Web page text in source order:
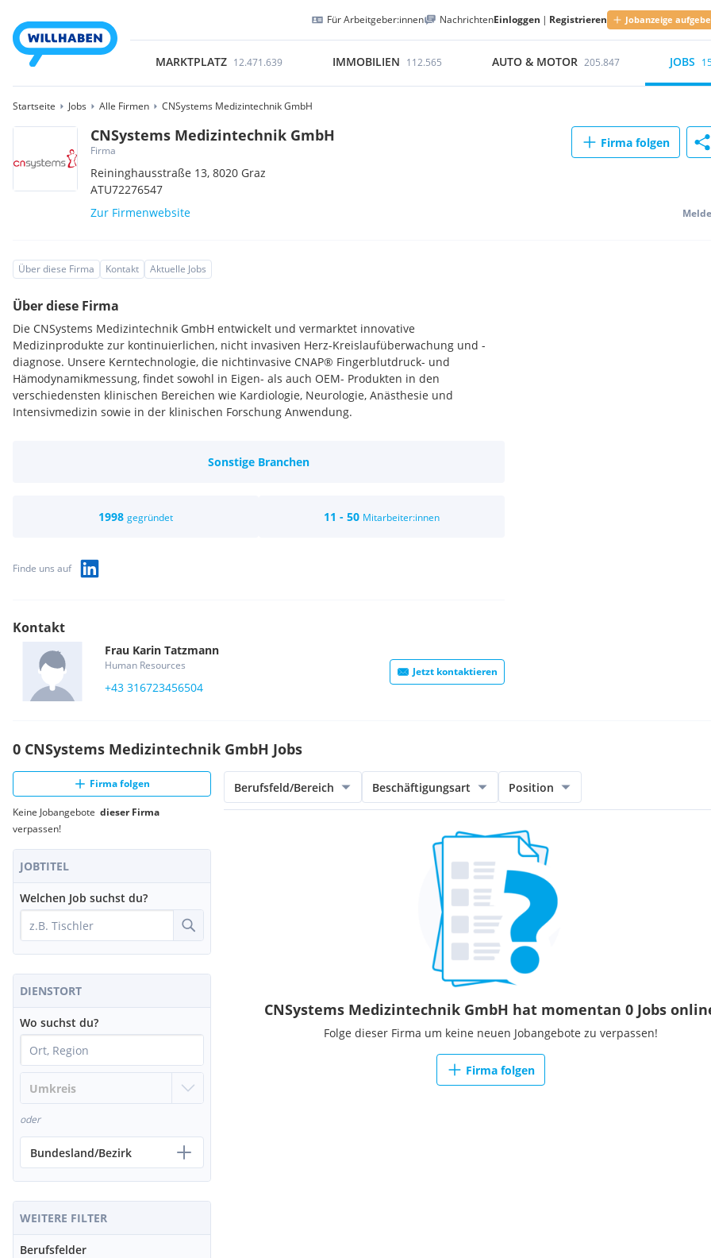
Für Arbeitgeber:innen NachrichtenEinloggen | Registrieren Jobanzeige
MARKTPLATZ 12.471.639 IMMOBILIEN 112.565 AUTO & MOTOR 205.847 JOBS
Startseite Jobs Alle Firmen CNSystems Medizintechnik GmbH
CNSystems Medizintechnik GmbH
Firma
Reininghausstraße 13,8020 Graz
ATU72276547
Zur Firmenwebsite
Firma folgen
Über diese Firma Kontakt Aktuelle Jobs
Über diese Firma
Die CNSystems Medizintechnik GmbH entwickelt und vermarktet innovative
Medizinprodukte zur kontinuierlichen, nicht invasiven Herz-Kreislaufüberwachung und -
diagnose. Unsere Kerntechnologie, die nichtinvasive CNAP® Fingerblutdruck- und
Hämodynamikmessung, findet sowohl in Eigen- als auch OEM- Produkten in den
verschiedensten klinischen Bereichen wie Kardiologie, Neurologie, Anästhesie und
Intensivmedizin sowie in der klinischen Forschung Anwendung.
Sonstige Branchen
1998 gegründet 11 - 50 Mitarbeiter:innen
Finde uns auf
Kontakt
Frau Karin Tatzmann
Human Resources
+43 316723456504
Jetzt kontaktieren
0 CNSystems Medizintechnik GmbH Jobs
Firma folgen
Keine Jobangebote dieser Firma
verpassen!
JOBTITEL
Welchen Job suchst du?
DIENSTORT
Wo suchst du?
oder
Bundesland/Bezirk
WEITERE FILTER
Berufsfelder
Berufsfeld/Bereich Beschäftigungsart Position
CNSystems Medizintechnik GmbH hat momentan 0 Jobs
Folge dieser Firma um keine neuen Jobangebote zu verpassen!
Firma folgen